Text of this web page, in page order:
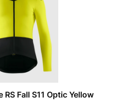
Fall S11 Optic Yellow